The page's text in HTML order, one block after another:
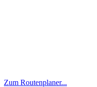
Zum Routenplaner...